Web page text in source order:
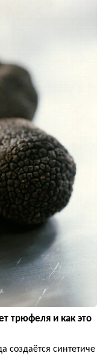
трюфеля и как это
создаётся синтетиче